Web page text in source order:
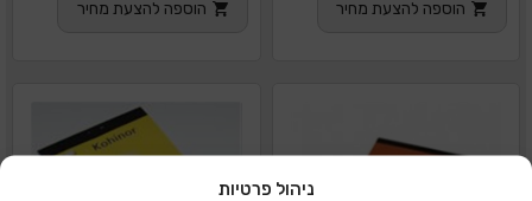
ניהול פרטיות
הוספה להצעת מחיר הוספה להצעת מחיר